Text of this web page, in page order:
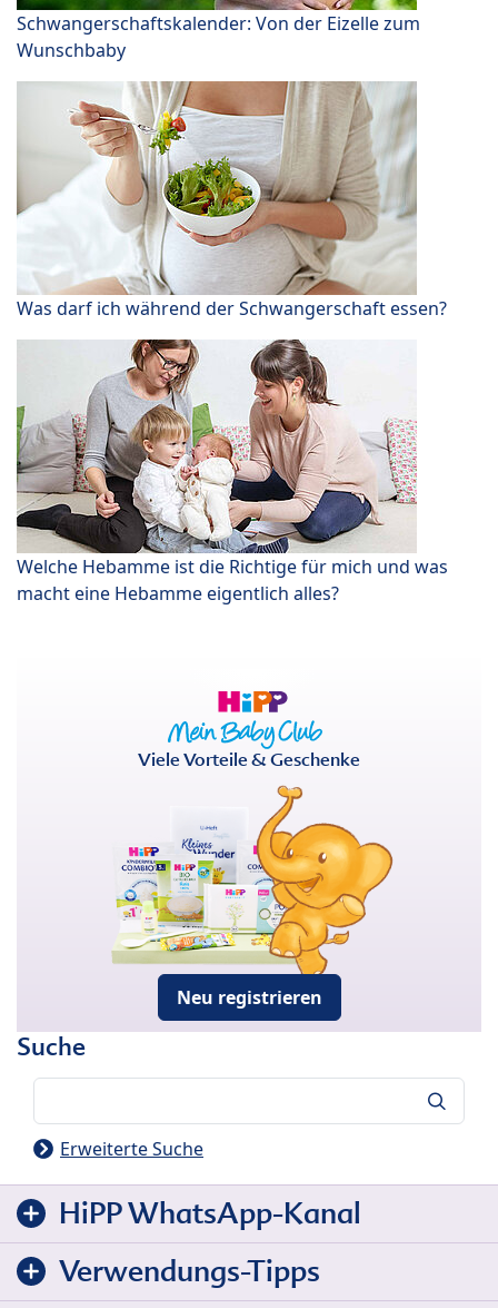
Schwangerschaftskalender: Von der Eizelle zum
Wunschbaby
Was darf ich während der Schwangerschaft essen?
Welche Hebamme ist die Richtige für mich und was
macht eine Hebamme eigentlich alles?
Viele Vorteile & Geschenke
Neu registrieren
Suche
Erweiterte Suche
HiPP WhatsApp-Kanal
Verwendungs-Tipps